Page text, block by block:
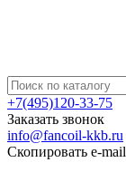
+7(495)120-33-75
Заказать звонок
info@fancoil-kkb.ru
Скопировать e-mail